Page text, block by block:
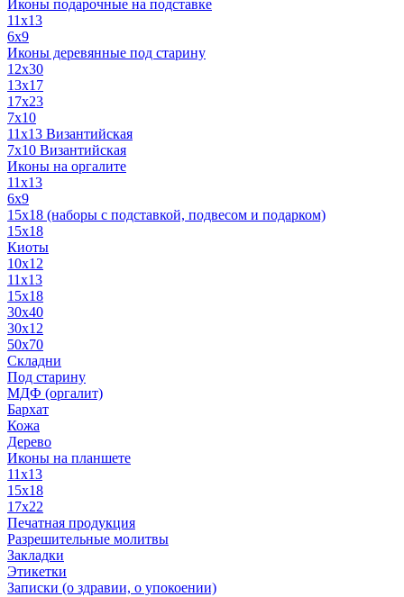
Иконы подарочные на подставке
11x13
6x9
Иконы деревянные под старину
12х30
13x17
17x23
7x10
11x13 Византийская
7x10 Византийская
Иконы на оргалите
11x13
6x9
15х18 (наборы с подставкой, подвесом и подарком)
15x18
Киоты
10x12
11x13
15x18
30x40
30х12
50x70
Складни
Под старину
МДФ (оргалит)
Бархат
Кожа
Дерево
Иконы на планшете
11х13
15х18
17х22
Печатная продукция
Разрешительные молитвы
Закладки
Этикетки
Записки (о здравии, о упокоении)